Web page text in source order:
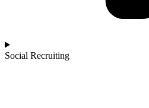
Social Recruiting